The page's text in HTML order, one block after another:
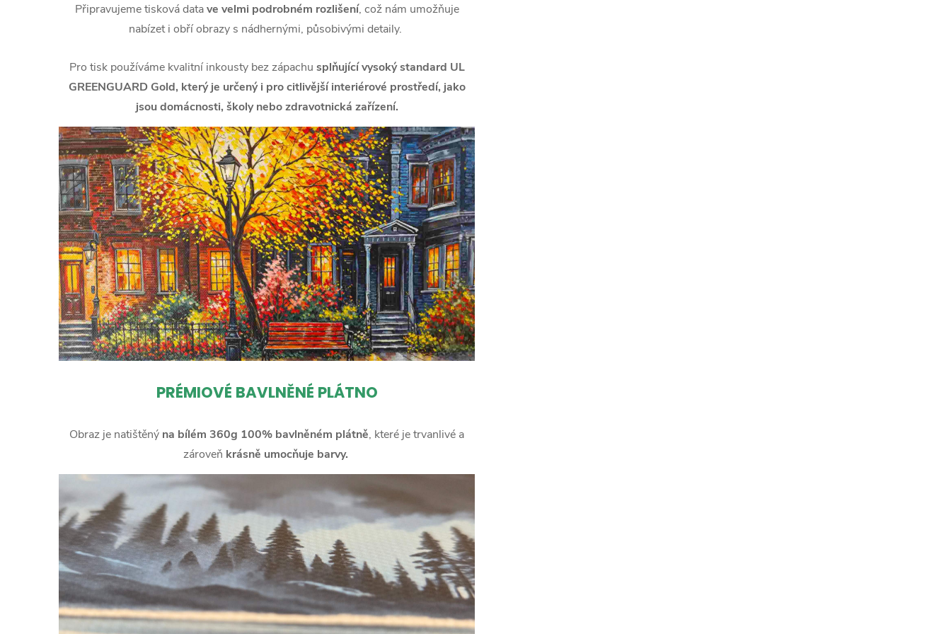
Připravujeme tisková datave velmi podrobném rozlišení, což nám umožňuje
nabízet i obří obrazy s nádhernými, působivými detaily.
Pro tisk používáme kvalitní inkousty bez zápachu splňující vysoký standard UL
GREENGUARD Gold, který je určený i pro citlivější interiérové prostředí, jako
jsou domácnosti, školy nebo zdravotnická zařízení.
PRÉMIOVÉ BAVLNĚNÉ PLÁTNO
Obraz je natištěný na bílém 360g 100% bavlněném plátně, které je trvanlivé a
zároveň krásně umocňuje barvy.